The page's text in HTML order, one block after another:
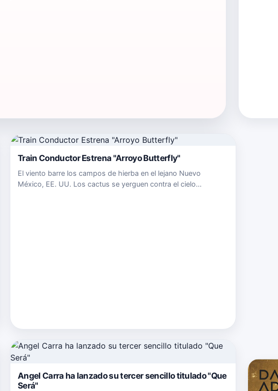
Train Conductor Estrena "Arroyo Butterfly"
El viento barre los campos de hierba en el lejano Nuevo
México, EE. UU. Los cactus se yerguen contra el cielo
Angel Carra ha lanzado su tercer sencillo titulado "Que
Será"